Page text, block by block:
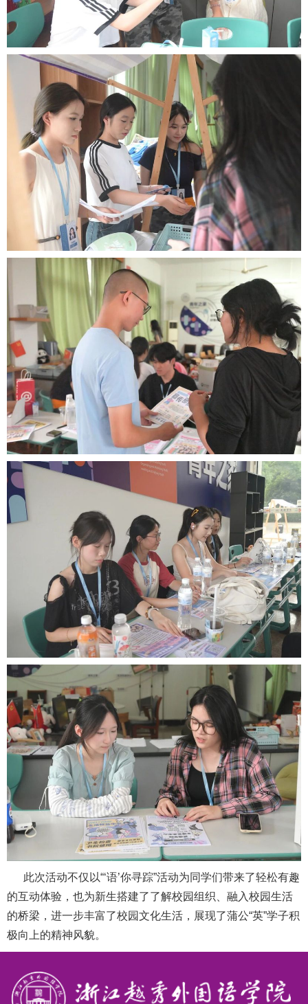
此次活动不仅以“‘语’你寻踪”活动为同学们带来了轻松有趣
的互动体验，也为新生搭建了了解校园组织、融入校园生活
的桥梁，进一步丰富了校园文化生活，展现了蒲公“英”学子积
极向上的精神风貌。